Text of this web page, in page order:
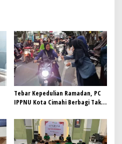
Tebar Kepedulian Ramadan, PC
IPPNU Kota Cimahi Berbagi Takjil